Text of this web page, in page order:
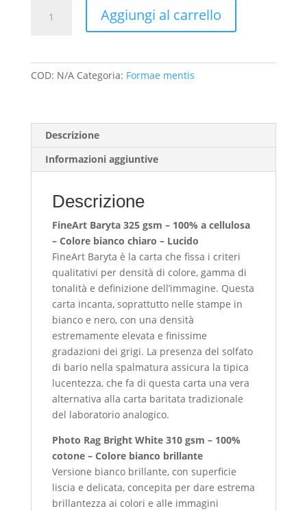
Voto
originale
Kyoto
quantità
Aggiungi al carrello
COD: N/A Categoria: Formae mentis
Descrizione
Informazioni aggiuntive
Descrizione
FineArt Baryta 325 gsm – 100% a cellulosa
– Colore bianco chiaro – Lucido
FineArt Baryta è la carta che fissa i criteri
qualitativi per densità di colore, gamma di
tonalità e definizione dell’immagine. Questa
carta incanta, soprattutto nelle stampe in
bianco e nero, con una densità
estremamente elevata e finissime
gradazioni dei grigi. La presenza del solfato
di bario nella spalmatura assicura la tipica
lucentezza, che fa di questa carta una vera
alternativa alla carta baritata tradizionale
del laboratorio analogico.
Photo Rag Bright White 310 gsm – 100%
cotone – Colore bianco brillante
Versione bianco brillante, con superficie
liscia e delicata, concepita per dare estrema
brillantezza ai colori e alle immagini